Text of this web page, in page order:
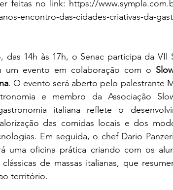
encontro-das-cidades-criativas-da-
14h às 17h, o Senac participa da VII
um evento em colaboração com o
. O evento será aberto pelo palestrante
e membro da Associação
italiana reflete o
das comidas locais e dos
Em seguida, o chef Dario
uma oficina prática criando com os
de massas italianas, que
território.